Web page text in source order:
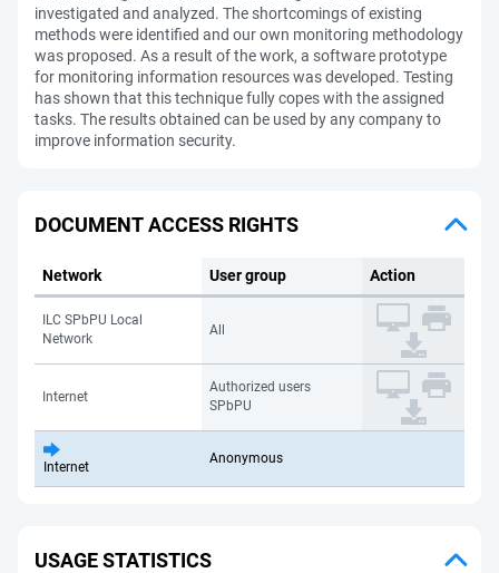
investigated and analyzed. The shortcomings of existing
methods were identified and our own monitoring methodology
was proposed. As a result of the work, a software prototype
for monitoring information resources was developed. Testing
has shown that this technique fully copes with the assigned
tasks. The results obtained can be used by any company to
improve information security.
DOCUMENT ACCESS RIGHTS
Network User group Action
ILC SPbPU Local
Network
All
Internet
Authorized users
SPbPU
Internet
Anonymous
USAGE STATISTICS